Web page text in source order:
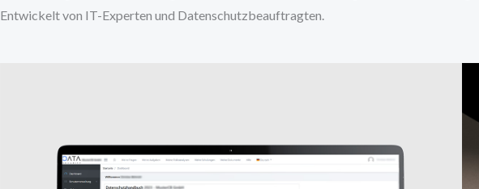
Entwickelt von IT-Experten und Datenschutzbeauftragten.